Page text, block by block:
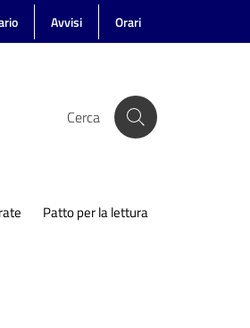
Avvisi Orari
Cerca
Patto per la lettura